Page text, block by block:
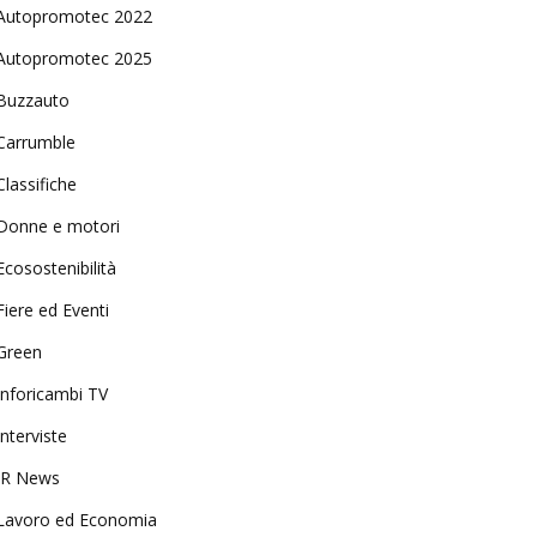
2022
2025
e motori
ed Eventi
TV
News
ed Economia